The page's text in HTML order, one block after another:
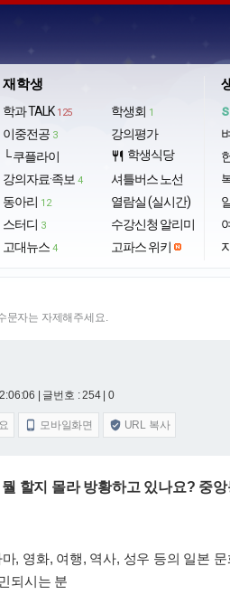
재학생
학과 TALK 125
이중전공 3
└ 쿠플라이
강의자료·족보 4
동아리 12
스터디 3
고대뉴스 4
학생회 1
강의평가
restaurant 학생식당
셔틀버스 노선
열람실 (실시간)
수강신청 알리미
고파스 위키
문자는 자제해주세요.
| 글번호 : 254 | 0
 모바일화면  URL 복사
할지 몰라 방황하고 있나요? 중
, 영화, 여행, 역사, 성우 등의 일본
되시는 분